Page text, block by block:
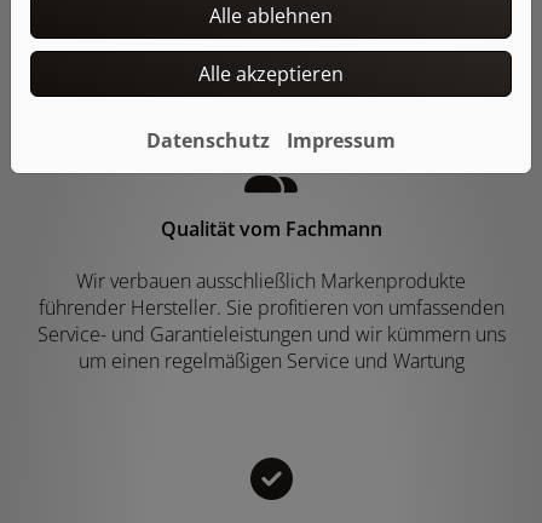
Unser Angebot für Sie:
Qualität vom Fachmann
Wir verbauen ausschließlich Markenprodukte
führender Hersteller. Sie profitieren von umfassenden
Service- und Garantieleistungen und wir kümmern uns
um einen regelmäßigen Service und Wartung
Alle ablehnen
Alle akzeptieren
Datenschutz Impressum